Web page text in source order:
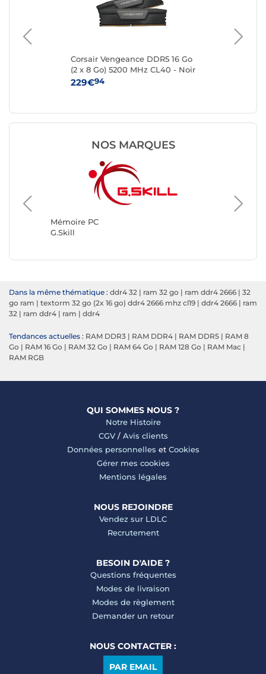
Corsair Vengeance DDR5 16 Go
(2 x 8 Go) 5200 MHz CL40 - Noir
229€94
NOS MARQUES
Mémoire PC
G.Skill
Dans la même thématique : ddr4 32 | ram 32 go | ram ddr4 2666 | 32
go ram | textorm 32 go (2x 16 go) ddr4 2666 mhz cl19 | ddr4 2666 | ram
32 | ram ddr4 | ram | ddr4
Tendances actuelles : RAM DDR3 | RAM DDR4 | RAM DDR5 | RAM 8
Go | RAM 16 Go | RAM 32 Go | RAM 64 Go | RAM 128 Go | RAM Mac |
RAM RGB
QUI SOMMES NOUS ?
Notre Histoire
CGV/ Avis clients
Données personnelles et Cookies
Gérer mes cookies
Mentions légales
NOUS REJOINDRE
Vendez sur LDLC
Recrutement
BESOIN D'AIDE ?
Questions fréquentes
Modes de livraison
Modes de règlement
Demander un retour
NOUS CONTACTER :
PAR EMAIL